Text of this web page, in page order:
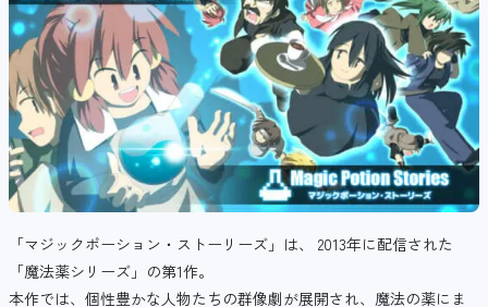
「マジックポーション・ストーリーズ」は、 2013年に配信された
「魔法薬シリーズ」の第1作。
本作では、個性豊かな人物たちの群像劇が展開され、魔法の薬にま